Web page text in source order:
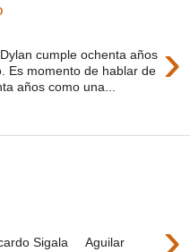
›
cumple ochenta años
Es momento de hablar de
años como una...
Sigala Aguilar